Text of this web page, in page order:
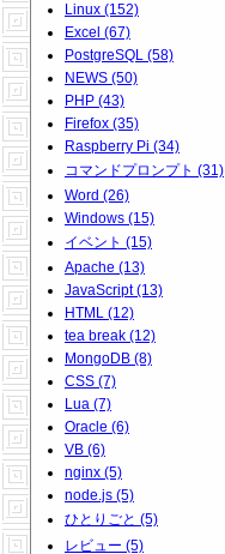
Linux (152)
Excel (67)
PostgreSQL (58)
NEWS (50)
PHP (43)
Firefox (35)
Raspberry Pi (34)
コマンドプロンプト (31)
Word (26)
Windows (15)
イベント (15)
Apache (13)
JavaScript (13)
HTML (12)
tea break (12)
MongoDB (8)
CSS (7)
Lua (7)
Oracle (6)
VB (6)
nginx (5)
node.js (5)
ひとりごと (5)
レビュー (5)